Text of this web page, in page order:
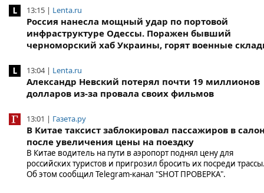
13:15 | Lenta.ru
Россия нанесла мощный удар по портовой
инфраструктуре Одессы. Поражен бывший
черноморский хаб Украины, горят военные
13:04 | Lenta.ru
Александр Невский потерял почти 19 миллионов
долларов из-за провала своих фильмов
13:01 | Газета.ру
В Китае таксист заблокировал пассажиров в
после увеличения цены на поездку
В Китае водитель на пути в аэропорт поднял цену для
российских туристов и пригрозил бросить их посреди
Об этом сообщил Telegram-канал "SHOT ПРОВЕРКА".